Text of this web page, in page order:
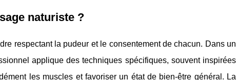
naturiste ?
respectant la pudeur et le consentement de chacun. Dans un
applique des techniques spécifiques, souvent inspirées
les muscles et favoriser un état de bien-être général. La